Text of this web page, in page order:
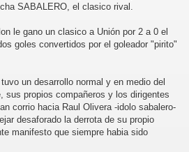
SABALERO, el clasico rival.
le gano un clasico a Unión por 2 a 0 el
goles convertidos por el goleador "pirito"
un desarrollo normal y en medio del
sus propios compañeros y los dirigentes
corrio hacia Raul Olivera -idolo sabalero-
desaforado la derrota de su propio
manifesto que siempre habia sido